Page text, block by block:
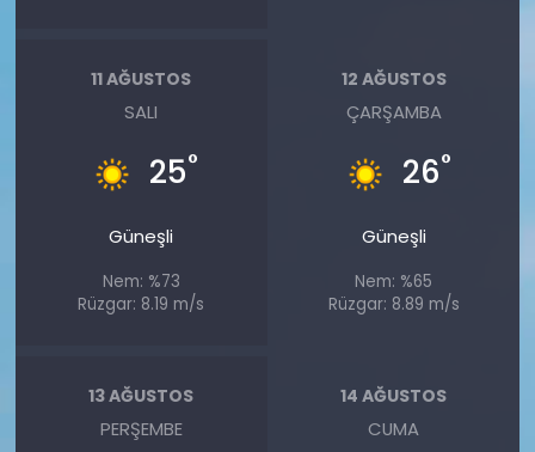
11 AĞUSTOS
SALI
25°
Güneşli
Nem: %73
Rüzgar: 8.19 m/s
12 AĞUSTOS
ÇARŞAMBA
26°
Güneşli
Nem: %65
Rüzgar: 8.89 m/s
13 AĞUSTOS
PERŞEMBE
14 AĞUSTOS
CUMA